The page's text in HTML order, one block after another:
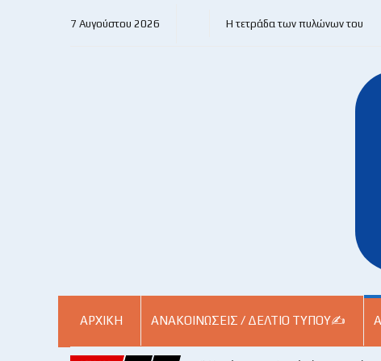
7 Αυγούστου 2026 Η τετράδα των πυλώνων του
ΑΡΧΙΚΗ ΑΝΑΚΟΙΝΏΣΕΙΣ / ΔΕΛΤΊΟ ΤΎΠΟΥ✍